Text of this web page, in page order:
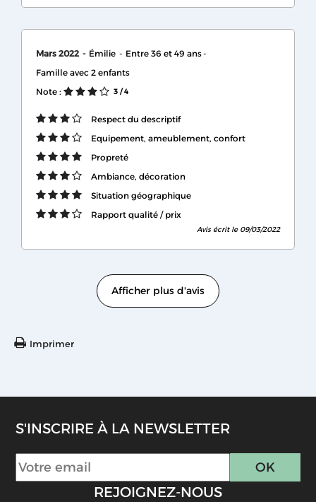
Mars 2022 Émilie
Entre 36 et 49 ans
Famille avec 2 enfants
Note :
3 / 4
Respect du descriptif
Equipement, ameublement, confort
Propreté
Ambiance, décoration
Situation géographique
Rapport qualité / prix
Avis écrit le 09/03/2022
Afficher plus d'avis
Imprimer
S'INSCRIRE À LA NEWSLETTER
REJOIGNEZ-NOUS